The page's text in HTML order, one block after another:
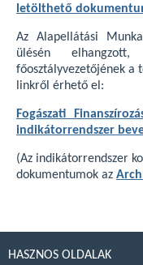
letölthető
Az Alapellátási
ülésén
főosztályvezetőjének a
linkről érhető el:
Fogászati
indikátorrendszer
(Az indikátorrendszer
dokumentumok az
HASZNOS OLDALAK